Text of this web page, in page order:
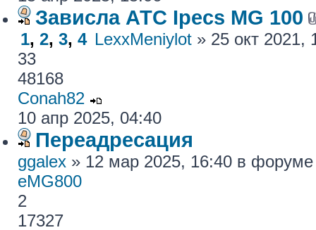
Зависла АТС Ipecs MG 100
1, 2, 3, 4 LexxMeniylot » 25 окт
33
48168
Conah82
10 апр 2025, 04:40
Переадресация
ggalex » 12 мар 2025, 16:40 в
eMG800
2
17327